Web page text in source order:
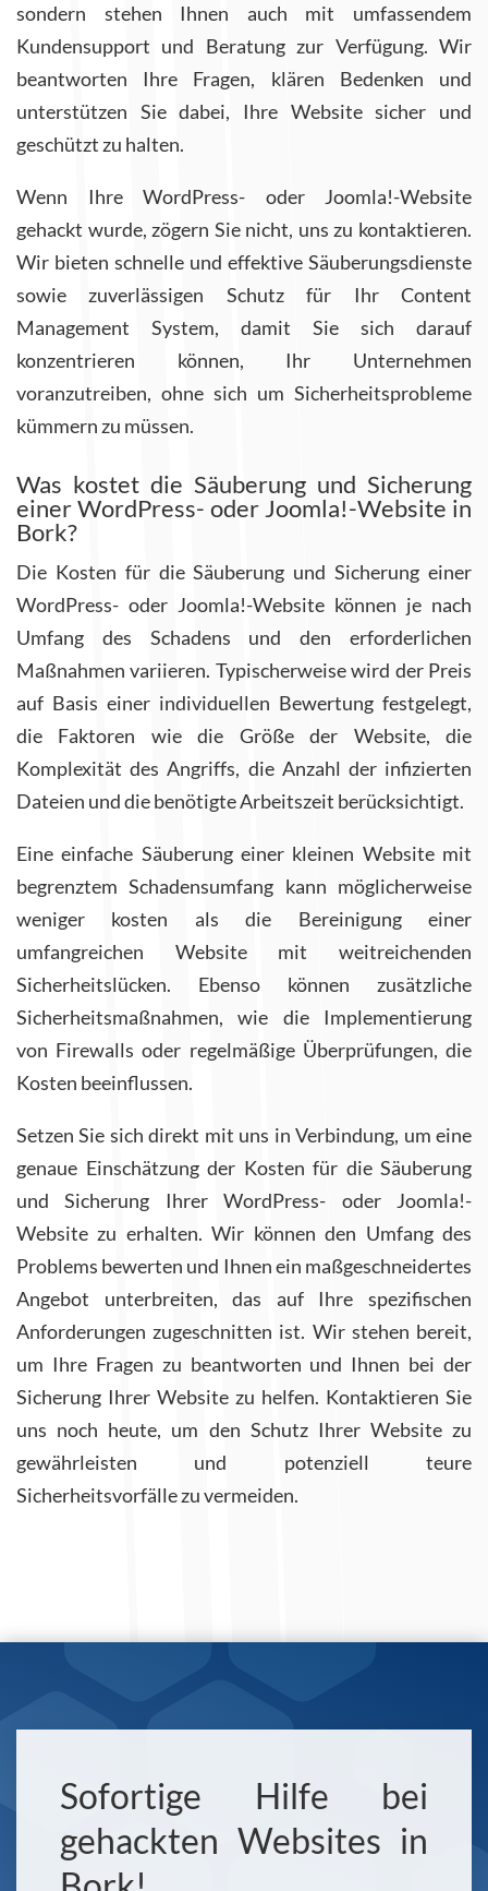
sondern stehen Ihnen auch mit umfassendem
Kundensupport und Beratung zur Verfügung. Wir
beantworten Ihre Fragen, klären Bedenken und
unterstützen Sie dabei, Ihre Website sicher und
geschützt zu halten.
Wenn Ihre WordPress- oder Joomla!-Website
gehackt wurde, zögern Sie nicht, uns zu kontaktieren.
Wir bieten schnelle und effektive Säuberungsdienste
sowie zuverlässigen Schutz für Ihr Content
Management System, damit Sie sich darauf
konzentrieren können, Ihr Unternehmen
voranzutreiben, ohne sich um Sicherheitsprobleme
kümmern zu müssen.
Was kostet die Säuberung und Sicherung
einer WordPress- oder Joomla!-Website in
Bork?
Die Kosten für die Säuberung und Sicherung einer
WordPress- oder Joomla!-Website können je nach
Umfang des Schadens und den erforderlichen
Maßnahmen variieren. Typischerweise wird der Preis
auf Basis einer individuellen Bewertung festgelegt,
die Faktoren wie die Größe der Website, die
Komplexität des Angriffs, die Anzahl der infizierten
Dateien und die benötigte Arbeitszeit berücksichtigt.
Eine einfache Säuberung einer kleinen Website mit
begrenztem Schadensumfang kann möglicherweise
weniger kosten als die Bereinigung einer
umfangreichen Website mit weitreichenden
Sicherheitslücken. Ebenso können zusätzliche
Sicherheitsmaßnahmen, wie die Implementierung
von Firewalls oder regelmäßige Überprüfungen, die
Kosten beeinflussen.
Setzen Sie sich direkt mit uns in Verbindung, um eine
genaue Einschätzung der Kosten für die Säuberung
und Sicherung Ihrer WordPress- oder Joomla!-
Website zu erhalten. Wir können den Umfang des
Problems bewerten und Ihnen ein maßgeschneidertes
Angebot unterbreiten, das auf Ihre spezifischen
Anforderungen zugeschnitten ist. Wir stehen bereit,
um Ihre Fragen zu beantworten und Ihnen bei der
Sicherung Ihrer Website zu helfen. Kontaktieren Sie
uns noch heute, um den Schutz Ihrer Website zu
gewährleisten und potenziell teure
Sicherheitsvorfälle zu vermeiden.
Sofortige Hilfe bei
gehackten Websites in